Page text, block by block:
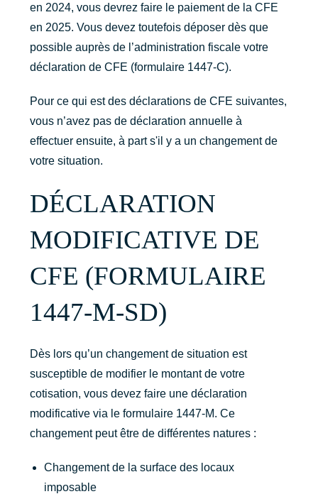
en 2024, vous devrez faire le paiement de la CFE
en 2025. Vous devez toutefois déposer dès que
possible auprès de l’administration fiscale votre
déclaration de CFE (formulaire 1447-C).
Pour ce qui est des déclarations de CFE suivantes,
vous n’avez pas de déclaration annuelle à
effectuer ensuite, à part s'il y a un changement de
votre situation.
DÉCLARATION
MODIFICATIVE DE
CFE (FORMULAIRE
1447-M-SD)
Dès lors qu’un changement de situation est
susceptible de modifier le montant de votre
cotisation, vous devez faire une déclaration
modificative via le formulaire 1447-M. Ce
changement peut être de différentes natures :
Changement de la surface des locaux
imposable